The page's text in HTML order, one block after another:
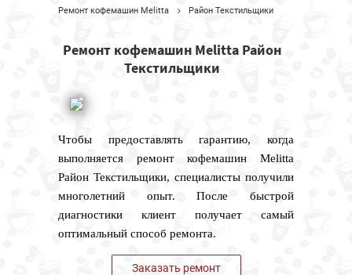
МОДЕЛИ MELITTA
НАШИ КОНТАКТЫ
Ремонт кофемашин Melitta Район Текстильщики
Ремонт кофемашин Melitta Район
Текстильщики
Чтобы предоставлять гарантию, когда
выполняется ремонт кофемашин Melitta
Район Текстильщики, специалисты получили
многолетний опыт. После быстрой
диагностики клиент получает самый
оптимальный способ ремонта.
Заказать ремонт